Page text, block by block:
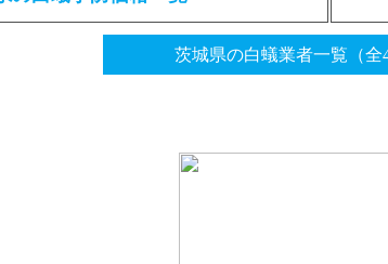
茨城県の白蟻業者一覧（全